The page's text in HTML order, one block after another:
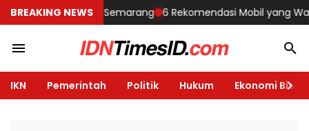
BREAKING NEWS
Rumah di Semarang 6 Rekomendasi Mobil yang
IKN Pemerintah Politik Hukum Ekonomi Bisnis